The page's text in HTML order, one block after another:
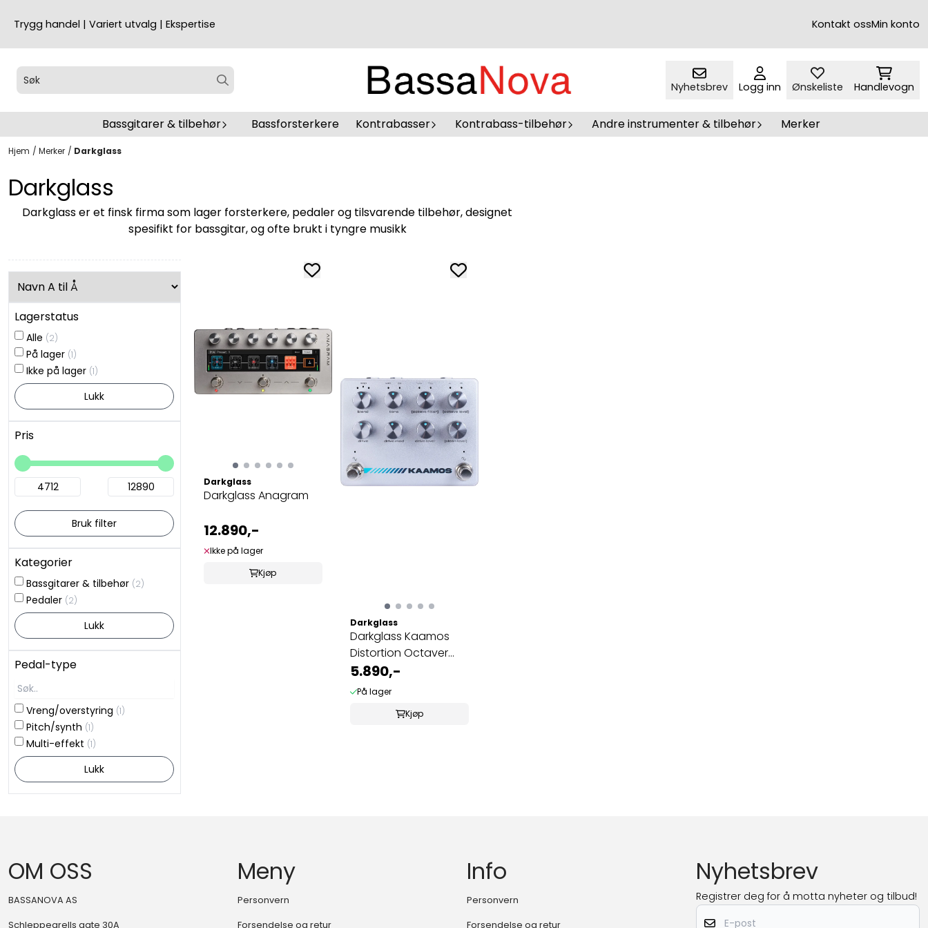
Trygg handel | Variert utvalg | Ekspertise Kontakt ossMin konto
Nyhetsbrev Logg inn Ønskeliste Handlevogn
Bassgitarer & tilbehør Bassforsterkere Kontrabasser Kontrabass-tilbehør Andre instrumenter & tilbehør Merker
Hjem / Merker / Darkglass
Darkglass
Darkglass er et finsk firma som lager forsterkere, pedaler og tilsvarende tilbehør, designet
spesifikt for bassgitar, og ofte brukt i tyngre musikk
Lagerstatus
Alle (2)
På lager (1)
Ikke på lager (1)
Lukk
Pris
Bruk filter
Kategorier
Bassgitarer & tilbehør (2)
Pedaler (2)
Lukk
Pedal-type
Vreng/overstyring (1)
Pitch/synth (1)
Multi-effekt (1)
Lukk
Darkglass
Darkglass Anagram
12.890,-
Ikke på lager
Kjøp
Darkglass
Darkglass Kaamos
Distortion Octaver
Pedal
5.890,-
På lager
Kjøp
OM OSS
BASSANOVA AS
Schleppegrells gate 30A
Meny
Personvern
Forsendelse og retur
Info
Personvern
Forsendelse og retur
Nyhetsbrev
Registrer deg for å motta nyheter og tilbud!
E-post